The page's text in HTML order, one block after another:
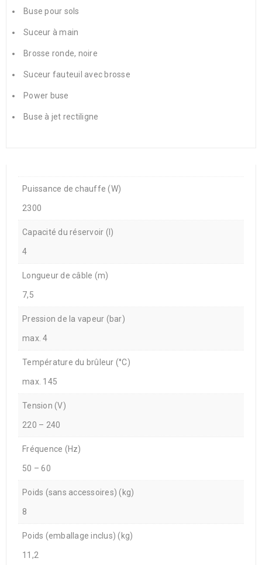
Buse pour sols
Suceur à main
Brosse ronde, noire
Suceur fauteuil avec brosse
Power buse
Buse à jet rectiligne
Puissance de chauffe (W)
2300
Capacité du réservoir (l)
4
Longueur de câble (m)
7,5
Pression de la vapeur (bar)
max. 4
Température du brûleur (°C)
max. 145
Tension (V)
220 – 240
Fréquence (Hz)
50 – 60
Poids (sans accessoires) (kg)
8
Poids (emballage inclus) (kg)
11,2